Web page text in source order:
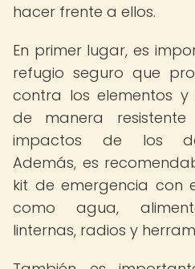
hacer frente a ellos.
En primer lugar, es
refugio seguro que
contra los elementos
de manera
impactos de los
Además, es
kit de emergencia con
como agua,
linternas, radios y